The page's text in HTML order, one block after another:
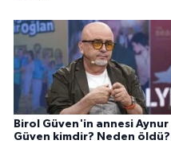
Birol Güven'in annesi Aynur
Güven kimdir? Neden öldü?